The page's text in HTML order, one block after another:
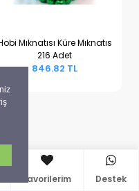
Sepete Ekle
Mıknatısı Küre Mıknatıs
216 Adet
846.82 TL
Favorilerim Destek